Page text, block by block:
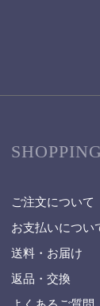
ご注文について
お支払いについ
送料・お届け
返品・交換